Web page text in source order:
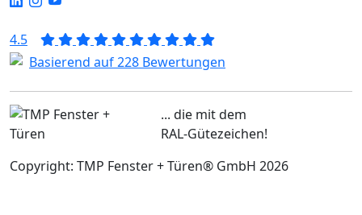
4.5
Basierend auf 228 Bewertungen
... die mit dem
RAL-Gütezeichen!
Copyright: TMP Fenster + Türen® GmbH 2026